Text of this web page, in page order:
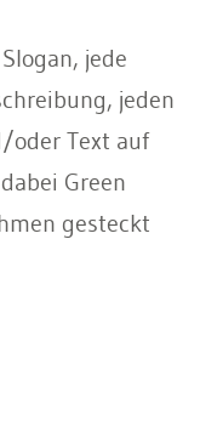
jede
jeden
oder Text auf
Green
gesteckt